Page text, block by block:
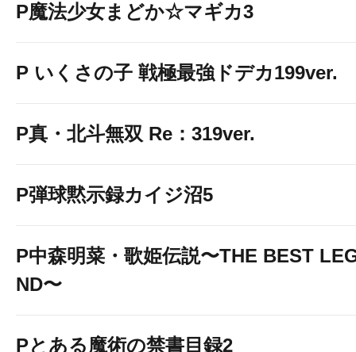
P魔法少女まどか☆マギカ3
P いくさの子 戦極最強ドデカ199ver.
P真・北斗無双 Re：319ver.
P弾球黙示録カイジ沼5
P中森明菜・歌姫伝説〜THE BEST
ND〜
Pとある魔術の禁書目録2